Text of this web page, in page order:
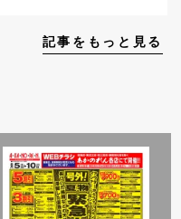
記事をもっと見る